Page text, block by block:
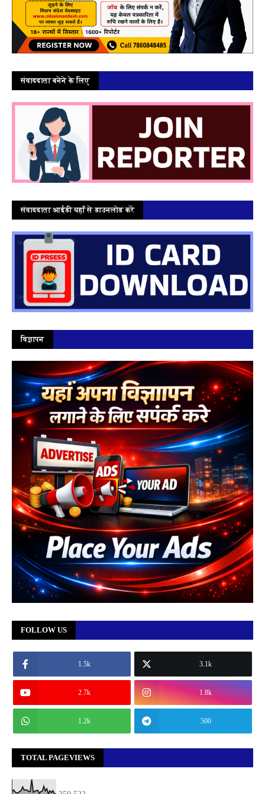
संवाददाता बनेने के लिए
संवाददाता आईडी यहाँ से डाउनलोड करें
विज्ञापन
FOLLOW US
1.5k 3.1k
2.7k 1.8k
1.2k 500
TOTAL PAGEVIEWS